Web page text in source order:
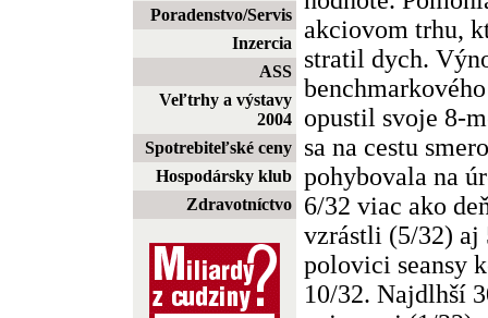
Poradenstvo/Servis
Inzercia
ASS
Veľtrhy a výstavy
2004
Spotrebiteľské ceny
Hospodársky klub
Zdravotníctvo
akciovom trhu,
stratil dych.
opustil svoje 8-
sa na cestu
pohybovala na
6/32 viac ako
vzrástli (5/32) aj
polovici seansy
10/32. Najdlhší